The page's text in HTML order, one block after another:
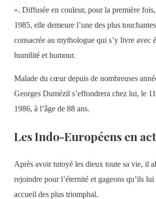
». Diffusée en couleur, pour la première
1985, elle demeure l’une des plus
consacrée au mythologue qui s’y livre avec
humilité et humour.
Malade du cœur depuis de nombreuses
Georges Dumézil s’effondrera chez lui, le
1986, à l’âge de 88 ans.
Les Indo-Européens en
Après avoir tutoyé les dieux toute sa vie, il
rejoindre pour l’éternité et gageons qu’ils
accueil des plus triomphal.